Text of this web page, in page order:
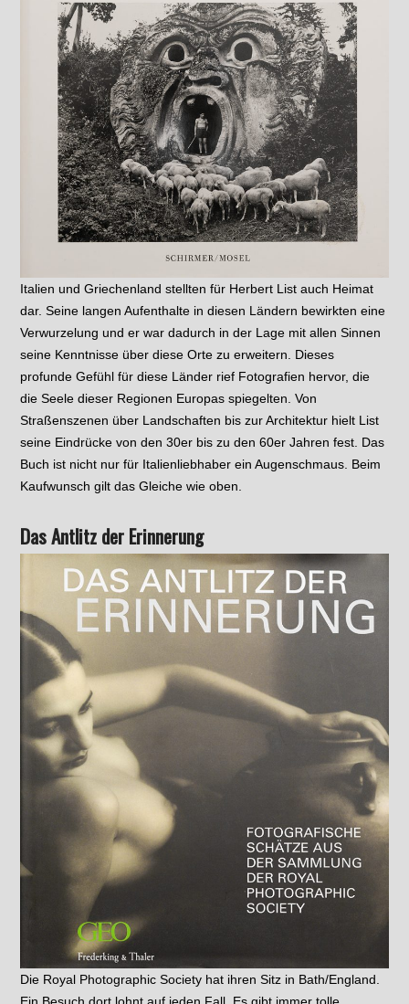
Italien und Griechenland stellten für Herbert List auch Heimat
dar. Seine langen Aufenthalte in diesen Ländern bewirkten eine
Verwurzelung und er war dadurch in der Lage mit allen Sinnen
seine Kenntnisse über diese Orte zu erweitern. Dieses
profunde Gefühl für diese Länder rief Fotografien hervor, die
die Seele dieser Regionen Europas spiegelten. Von
Straßenszenen über Landschaften bis zur Architektur hielt List
seine Eindrücke von den 30er bis zu den 60er Jahren fest. Das
Buch ist nicht nur für Italienliebhaber ein Augenschmaus. Beim
Kaufwunsch gilt das Gleiche wie oben.
Das Antlitz der Erinnerung
Die Royal Photographic Society hat ihren Sitz in Bath/England.